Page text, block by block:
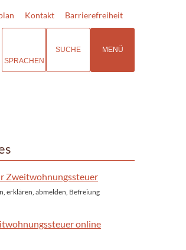
Kontakt Barrierefreiheit
SPRACHEN
SUCHE MENÜ
Zweitwohnungssteuer
erklären, abmelden, Befreiung
online